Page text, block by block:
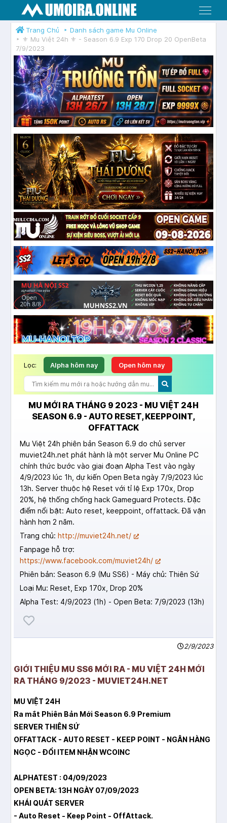
Menu
Trang Chủ
Danh sách game Mu Online
⚜️ Mu Việt 24h ⚜️ - Season 6.9 Exp 170 Drop 20 OpenBeta
7/9/2023
Lọc: Alpha hôm nay Open hôm nay
MU MỚI RA THÁNG 9 2023 - MU VIỆT 24H
SEASON 6.9 - AUTO RESET, KEEPPOINT,
OFFATTACK
Mu Việt 24h phiên bản Season 6.9 do chủ server
muviet24h.net phát hành là một server Mu Online PC
chính thức bước vào giai đoạn Alpha Test vào ngày
4/9/2023 lúc 1h, dự kiến Open Beta ngày 7/9/2023 lúc
13h. Server thuộc hệ Reset với tỉ lệ Exp 170x, Drop
20%, hệ thống chống hack Gameguard Protects. Đặc
điểm nổi bật: Auto reset, keeppoint, offattack. Đã vận
hành hơn 2 năm.
Trang chủ: http://muviet24h.net/
Fanpage hỗ trợ:
https://www.facebook.com/muviet24h/
Phiên bản: Season 6.9 (Mu SS6) - Máy chủ: Thiên Sứ
Loại Mu: Reset, Exp 170x, Drop 20%
Alpha Test: 4/9/2023 (1h) - Open Beta: 7/9/2023 (13h)
2/9/2023
GIỚI THIỆU MU SS6 MỚI RA - MU VIỆT 24H MỚI
RA THÁNG 9/2023 - MUVIET24H.NET
MU VIỆT 24H
Ra mắt Phiên Bản Mới Season 6.9 Premium
SERVER THIÊN SỨ
OFFATTACK - AUTO RESET - KEEP POINT - NGÂN HÀNG
NGỌC - ĐỔI ITEM NHẬN WCOINC
ALPHATEST : 04/09/2023
OPEN BETA: 13H NGÀY 07/09/2023
KHÁI QUÁT SERVER
- Auto Reset - Keep Point - OffAttack.